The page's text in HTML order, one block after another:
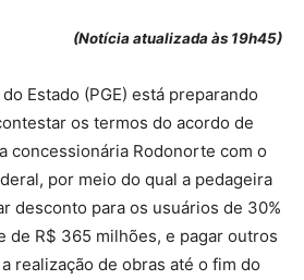
(Notícia atualizada às 19h45)
Estado (PGE) está preparando
os termos do acordo de
concessionária Rodonorte com o
por meio do qual a pedageira
desconto para os usuários de 30%
de R$ 365 milhões, e pagar outros
realização de obras até o fim do